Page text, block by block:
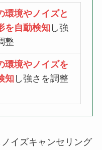
環境やノイズと
を自動検知 し強
整
環境やノイズを
知 し強さを調整
イズキャンセリング